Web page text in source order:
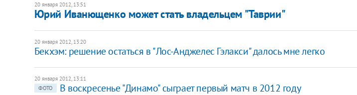
20 января 2012, 13:51
Юрий Иванющенко может стать владельцем "Таврии"
20 января 2012, 13:20
Бекхэм: решение остаться в "Лос-Анджелес Гэлакси" далось мне легко
20 января 2012, 13:11
ФОТО
В воскресенье "Динамо" сыграет первый матч в 2012 году